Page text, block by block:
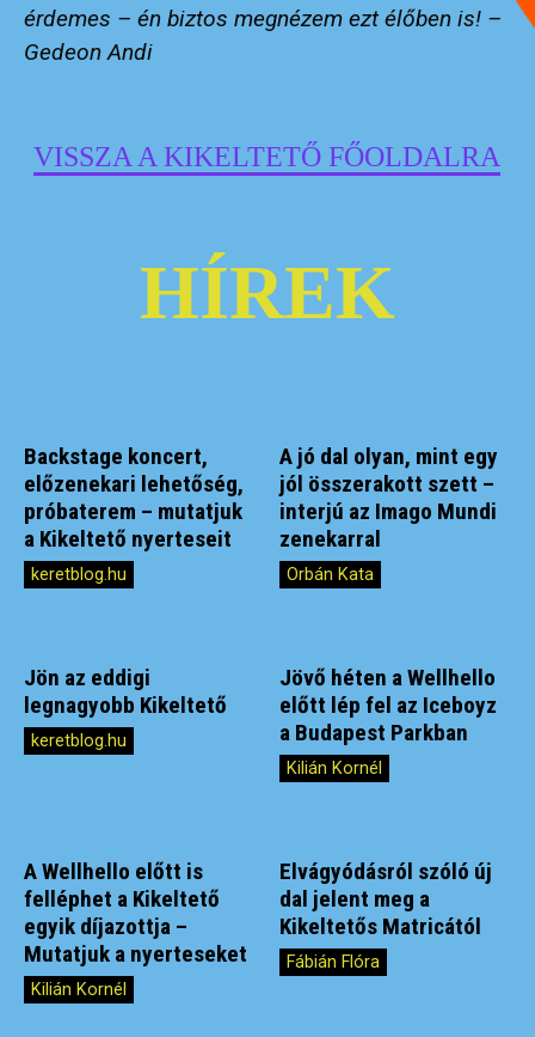
érdemes – én biztos megnézem ezt élőben is! –
Gedeon Andi
VISSZA A KIKELTETŐ FŐOLDALRA
HÍREK
Backstage koncert,
előzenekari lehetőség,
próbaterem – mutatjuk
a Kikeltető nyerteseit
keretblog.hu
A jó dal olyan, mint egy
jól összerakott szett –
interjú az Imago Mundi
zenekarral
Orbán Kata
Jön az eddigi
legnagyobb Kikeltető
keretblog.hu
Jövő héten a Wellhello
előtt lép fel az Iceboyz
a Budapest Parkban
Kilián Kornél
A Wellhello előtt is
felléphet a Kikeltető
egyik díjazottja –
Mutatjuk a nyerteseket
Kilián Kornél
Elvágyódásról szóló új
dal jelent meg a
Kikeltetős Matricától
Fábián Flóra